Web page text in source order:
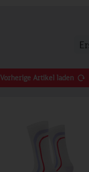
Vorherige Artikel laden